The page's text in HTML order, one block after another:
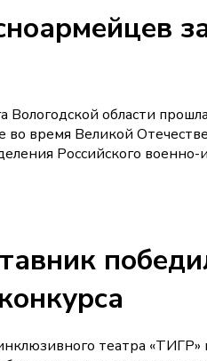
Вологодской области
время Великой
Российского
театра